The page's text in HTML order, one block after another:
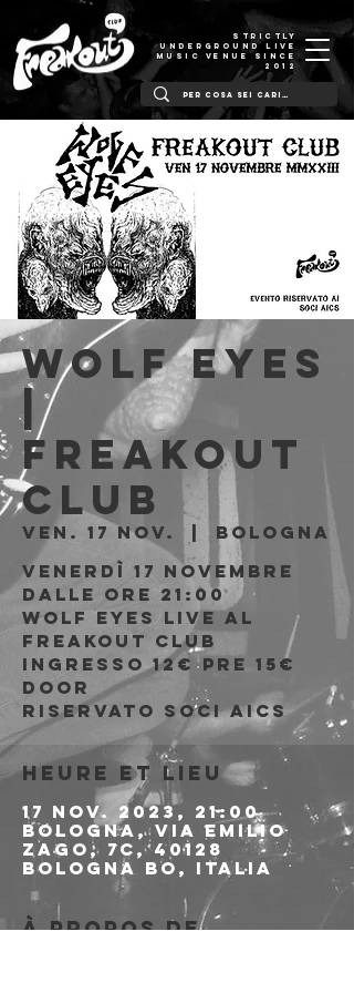
STRICTLY
UNDERGROUND LIVE
MUSIC VENUE SINCE
2012
Wolf Eyes
|
Freakout
Club
ven. 17 nov.
Bologna
Venerdì 17 Novembre
Dalle ore 21:00
Wolf Eyes live al
Freakout Club
Ingresso 12€ PRE 15€
DOOR
riservato soci AICS
Heure et lieu
17 nov. 2023, 21:00
Bologna, Via Emilio
Zago, 7c, 40128
Bologna BO, Italia
À propos de